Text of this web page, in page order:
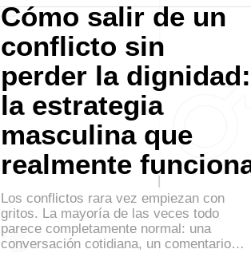
Cómo salir de un
conflicto sin
perder la dignidad:
la estrategia
masculina que
realmente
Los conflictos rara vez empiezan con
gritos. La mayoría de las veces todo
parece completamente normal: una
conversación cotidiana, un comentario…